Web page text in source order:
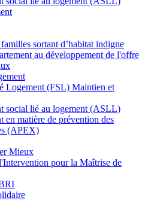
sortant d’habitat indigne
au développement de l'offre
Logement (FSL) Maintien et
social lié au logement (ASLL)
en matière de prévention des
(APEX)
Mieux
pour la Maîtrise de